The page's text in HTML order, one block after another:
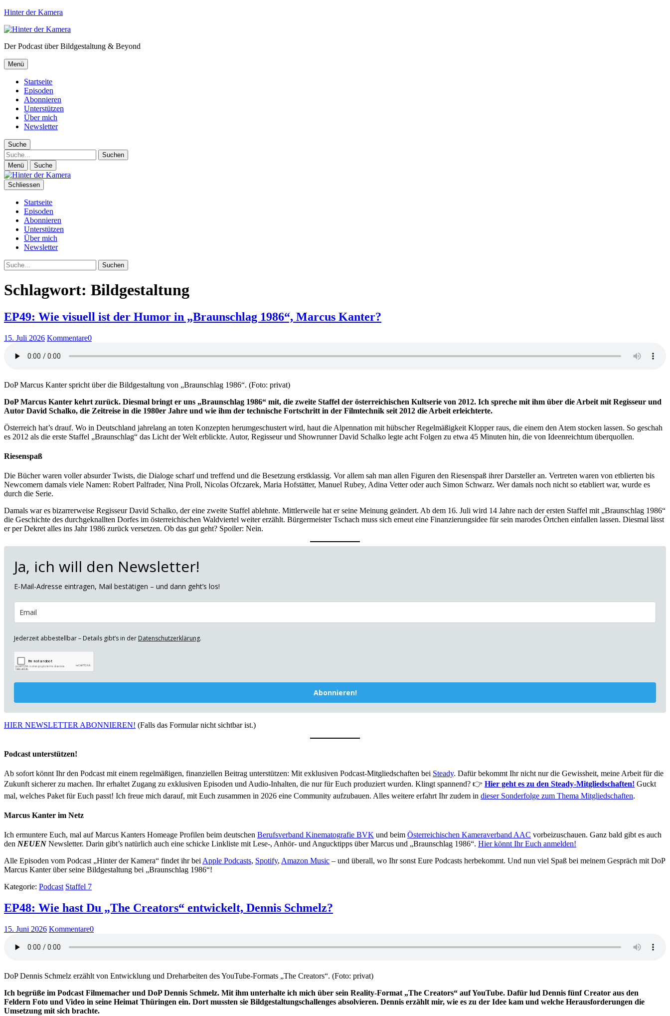
Hinter der Kamera
Der Podcast über Bildgestaltung & Beyond
Menü
Startseite
Episoden
Abonnieren
Unterstützen
Über mich
Newsletter
Suche
Suche
Menü Suche
Schliessen
Startseite
Episoden
Abonnieren
Unterstützen
Über mich
Newsletter
Suche
Schlagwort: Bildgestaltung
EP49: Wie visuell ist der Humor in „Braunschlag 1986“, Marcus Kanter?
15. Juli 2026 Kommentare0
DoP Marcus Kanter spricht über die Bildgestaltung von „Braunschlag 1986“. (Foto: privat)
DoP Marcus Kanter kehrt zurück. Diesmal bringt er uns „Braunschlag 1986“ mit, die zweite Staffel der österreichischen Kultserie von 2012. Ich spreche mit ihm über die Arbeit mit Regisseur und
Autor David Schalko, die Zeitreise in die 1980er Jahre und wie ihm der technische Fortschritt in der Filmtechnik seit 2012 die Arbeit erleichterte.
Österreich hat’s drauf. Wo in Deutschland jahrelang an toten Konzepten herumgeschustert wird, haut die Alpennation mit hübscher Regelmäßigkeit Klopper raus, die einem den Atem stocken lassen. So geschah
es 2012 als die erste Staffel „Braunschlag“ das Licht der Welt erblickte. Autor, Regisseur und Showrunner David Schalko legte acht Folgen zu etwa 45 Minuten hin, die von Ideenreichtum überquollen.
Riesenspaß
Die Bücher waren voller absurder Twists, die Dialoge scharf und treffend und die Besetzung erstklassig. Vor allem sah man allen Figuren den Riesenspaß ihrer Darsteller an. Vertreten waren von etblierten bis
Newcomern damals viele Namen: Robert Palfrader, Nina Proll, Nicolas Ofczarek, Maria Hofstätter, Manuel Rubey, Adina Vetter oder auch Simon Schwarz. Wer damals noch nicht so etabliert war, wurde es
durch die Serie.
Damals war es bizarrerweise Regisseur David Schalko, der eine zweite Staffel ablehnte. Mittlerweile hat er seine Meinung geändert. Ab dem 16. Juli wird 14 Jahre nach der ersten Staffel mit „Braunschlag 1986“
die Geschichte des durchgeknallten Dorfes im österreichischen Waldviertel weiter erzählt. Bürgermeister Tschach muss sich erneut eine Finanzierungsidee für sein marodes Örtchen einfallen lassen. Diesmal lässt
er per Dekret alles ins Jahr 1986 zurück versetzen. Ob das gut geht? Spoiler: Nein.
Ja, ich will den Newsletter!
E-Mail-Adresse eintragen, Mail bestätigen – und dann geht’s los!
Jederzeit abbestellbar – Details gibt’s in der Datenschutzerklärung.
Abonnieren!
HIER NEWSLETTER ABONNIEREN! (Falls das Formular nicht sichtbar ist.)
Podcast unterstützen!
Ab sofort könnt Ihr den Podcast mit einem regelmäßigen, finanziellen Beitrag unterstützen: Mit exklusiven Podcast-Mitgliedschaften bei Steady. Dafür bekommt Ihr nicht nur die Gewissheit, meine Arbeit für die
Zukunft sicherer zu machen. Ihr erhaltet Zugang zu exklusiven Episoden und Audio-Inhalten, die nur für Euch produziert wurden. Klingt spannend? 👉 Hier geht es zu den Steady-Mitgliedschaften! Guckt
mal, welches Paket für Euch passt! Ich freue mich darauf, mit Euch zusammen in 2026 eine Community aufzubauen. Alles weitere erfahrt Ihr zudem in dieser Sonderfolge zum Thema Mitgliedschaften.
Marcus Kanter im Netz
Ich ermuntere Euch, mal auf Marcus Kanters Homeage Profilen beim deutschen Berufsverband Kinematografie BVK und beim Österreichischen Kameraverband AAC vorbeizuschauen. Ganz bald gibt es auch
den NEUEN Newsletter. Darin gibt’s natürlich auch eine schicke Linkliste mit Lese-, Anhör- und Angucktipps über Marcus und „Braunschlag 1986“. Hier könnt Ihr Euch anmelden!
Alle Episoden vom Podcast „Hinter der Kamera“ findet ihr bei Apple Podcasts, Spotify, Amazon Music – und überall, wo Ihr sonst Eure Podcasts herbekommt. Und nun viel Spaß bei meinem Gespräch mit DoP
Marcus Kanter über seine Bildgestaltung bei „Braunschlag 1986“!
Kategorie: Podcast Staffel 7
EP48: Wie hast Du „The Creators“ entwickelt, Dennis Schmelz?
15. Juni 2026 Kommentare0
DoP Dennis Schmelz erzählt von Entwicklung und Dreharbeiten des YouTube-Formats „The Creators“. (Foto: privat)
Ich begrüße im Podcast Filmemacher und DoP Dennis Schmelz. Mit ihm unterhalte ich mich über sein Reality-Format „The Creators“ auf YouTube. Dafür lud Dennis fünf Creator aus den
Feldern Foto und Video in seine Heimat Thüringen ein. Dort mussten sie Bildgestaltungschallenges absolvieren. Dennis erzählt mir, wie es zu der Idee kam und welche Herausforderungen die
Umsetzung mit sich brachte.